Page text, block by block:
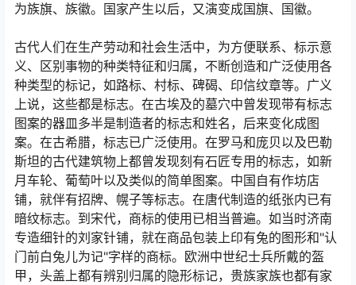
为族旗、族徽。国家产生以后，又演变成国旗、国徽。
古代人们在生产劳动和社会生活中，为方便联系、标示意
义、区别事物的种类特征和归属，不断创造和广泛使用各
种类型的标记，如路标、村标、碑碣、印信纹章等。广义
上说，这些都是标志。在古埃及的墓穴中曾发现带有标志
图案的器皿多半是制造者的标志和姓名，后来变化成图
案。在古希腊，标志已广泛使用。在罗马和庞贝以及巴勒
斯坦的古代建筑物上都曾发现刻有石匠专用的标志，如新
月车轮、葡萄叶以及类似的简单图案。中国自有作坊店
铺，就伴有招牌、幌子等标志。在唐代制造的纸张内已有
暗纹标志。到宋代，商标的使用已相当普遍。如当时济南
专造细针的刘家针铺，就在商品包装上印有兔的图形和"认
门前白兔儿为记"字样的商标。欧洲中世纪士兵所戴的盔
甲，头盖上都有辨别归属的隐形标记，贵族家族也都有家